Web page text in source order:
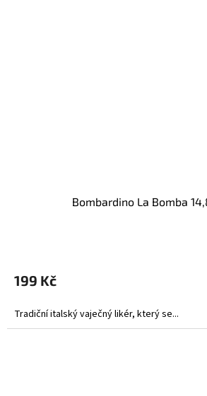
Bombardino La Bomba
199 Kč
Tradiční italský vaječný likér, který se...